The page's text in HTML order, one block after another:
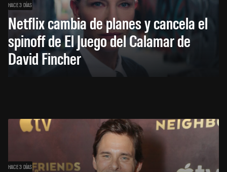
HACE 3 DÍAS
Netflix cambia de planes y cancela el
spinoff de El Juego del Calamar de
David Fincher
HACE 3 DÍAS